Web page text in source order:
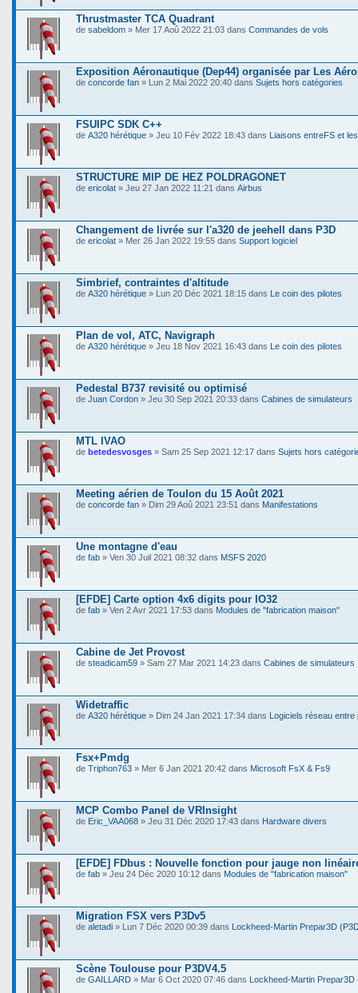
Thrustmaster TCA Quadrant
de sabeldom » Mer 17 Aoû 2022 21:03 dans Commandes de vols
Exposition Aéronautique (Dep44) organisée par Les
de concorde fan » Lun 2 Mai 2022 20:40 dans Sujets hors catégories
FSUIPC SDK C++
de A320 hérétique » Jeu 10 Fév 2022 18:43 dans Liaisons entreFS et
STRUCTURE MIP DE HEZ POLDRAGONET
de ericolat » Jeu 27 Jan 2022 11:21 dans Airbus
Changement de livrée sur l'a320 de jeehell dans P3D
de ericolat » Mer 26 Jan 2022 19:55 dans Support logiciel
Simbrief, contraintes d'altitude
de A320 hérétique » Lun 20 Déc 2021 18:15 dans Le coin des pilotes
Plan de vol, ATC, Navigraph
de A320 hérétique » Jeu 18 Nov 2021 16:43 dans Le coin des pilotes
Pedestal B737 revisité ou optimisé
de Juan Cordon » Jeu 30 Sep 2021 20:33 dans Cabines de simulateurs
MTL IVAO
de betedesvosges » Sam 25 Sep 2021 12:17 dans Sujets hors
Meeting aérien de Toulon du 15 Août 2021
de concorde fan » Dim 29 Aoû 2021 23:51 dans Manifestations
Une montagne d'eau
de fab » Ven 30 Juil 2021 08:32 dans MSFS 2020
[EFDE] Carte option 4x6 digits pour IO32
de fab » Ven 2 Avr 2021 17:53 dans Modules de "fabrication maison"
Cabine de Jet Provost
de steadicam59 » Sam 27 Mar 2021 14:23 dans Cabines de simulateurs
Widetraffic
de A320 hérétique » Dim 24 Jan 2021 17:34 dans Logiciels réseau entre
Fsx+Pmdg
de Triphon763 » Mer 6 Jan 2021 20:42 dans Microsoft FsX & Fs9
MCP Combo Panel de VRInsight
de Eric_VAA068 » Jeu 31 Déc 2020 17:43 dans Hardware divers
[EFDE] FDbus : Nouvelle fonction pour jauge non
de fab » Jeu 24 Déc 2020 10:12 dans Modules de "fabrication maison"
Migration FSX vers P3Dv5
de aletadi » Lun 7 Déc 2020 00:39 dans Lockheed-Martin Prepar3D
Scène Toulouse pour P3DV4.5
de GAILLARD » Mar 6 Oct 2020 07:46 dans Lockheed-Martin Prepar3D